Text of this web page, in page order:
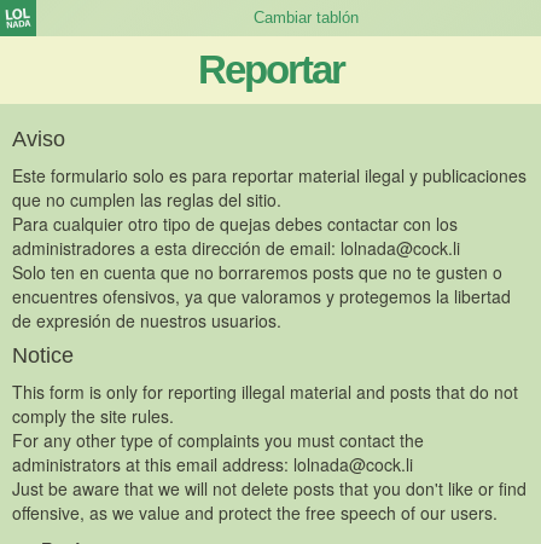
Reportar
Aviso
Este formulario solo es para reportar material ilegal y publicaciones
que no cumplen las reglas del sitio.
Para cualquier otro tipo de quejas debes contactar con los
administradores a esta dirección de email: lolnada@cock.li
Solo ten en cuenta que no borraremos posts que no te gusten o
encuentres ofensivos, ya que valoramos y protegemos la libertad
de expresión de nuestros usuarios.
Notice
This form is only for reporting illegal material and posts that do not
comply the site rules.
For any other type of complaints you must contact the
administrators at this email address: lolnada@cock.li
Just be aware that we will not delete posts that you don't like or find
offensive, as we value and protect the free speech of our users.